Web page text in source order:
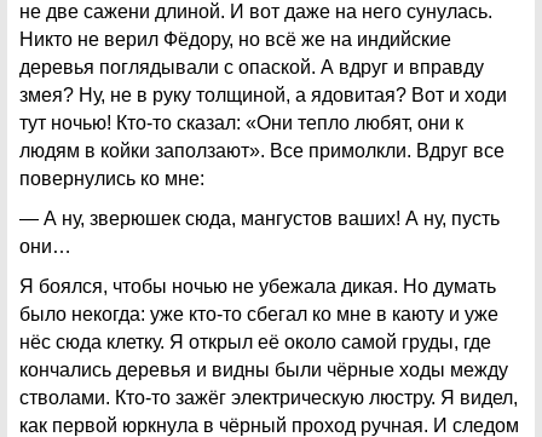
не две сажени длиной. И вот даже на него сунулась.
Никто не верил Фёдору, но всё же на индийские
деревья поглядывали с опаской. А вдруг и вправду
змея? Ну, не в руку толщиной, а ядовитая? Вот и ходи
тут ночью! Кто-то сказал: «Они тепло любят, они к
людям в койки заползают». Все примолкли. Вдруг все
повернулись ко мне:
— А ну, зверюшек сюда, мангустов ваших! А ну, пусть
они…
Я боялся, чтобы ночью не убежала дикая. Но думать
было некогда: уже кто-то сбегал ко мне в каюту и уже
нёс сюда клетку. Я открыл её около самой груды, где
кончались деревья и видны были чёрные ходы между
стволами. Кто-то зажёг электрическую люстру. Я видел,
как первой юркнула в чёрный проход ручная. И следом